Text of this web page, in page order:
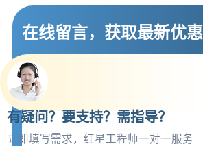
在线留言，获取最新优
有疑问？要支持？需指导？
立即填写需求，红星工程师一对一服务